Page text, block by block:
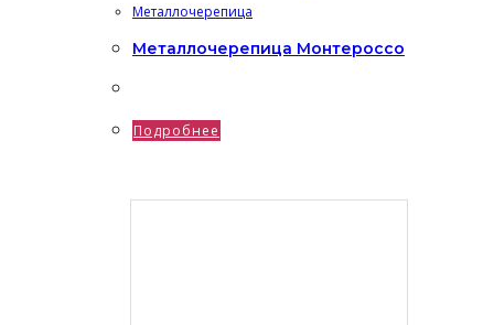
Металлочерепица
Металлочерепица Монтероссo
Подробнее